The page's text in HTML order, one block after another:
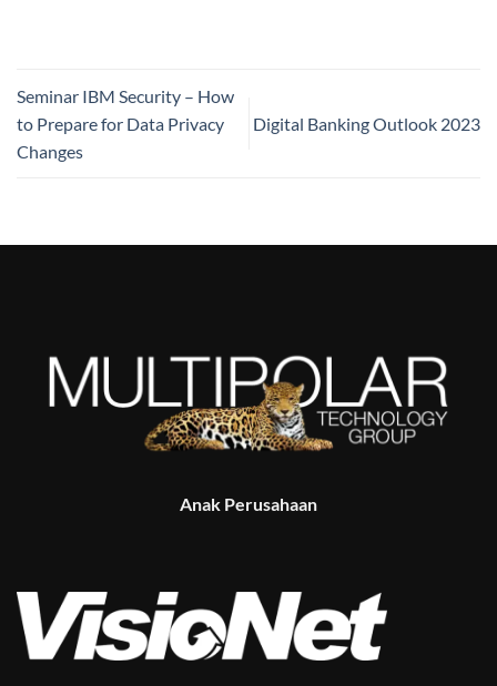
Seminar IBM Security – How
to Prepare for Data Privacy
Changes
Digital Banking Outlook 2023
Anak Perusahaan